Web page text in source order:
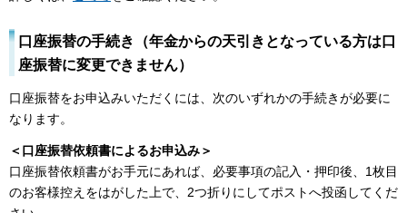
口座振替の手続き（年金からの天引きとなっている方は口
座振替に変更できません）
口座振替をお申込みいただくには、次のいずれかの手続きが必要に
なります。
＜口座振替依頼書によるお申込み＞
口座振替依頼書がお手元にあれば、必要事項の記入・押印後、1枚目
のお客様控えをはがした上で、2つ折りにしてポストへ投函してくだ